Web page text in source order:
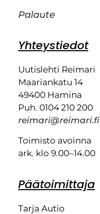
Palaute
Yhteystiedot
Uutislehti Reimari
Maariankatu 14
49400 Hamina
Puh. 0104 210 200
reimari@reimari.fi
Toimisto avoinna
ark. klo 9.00–14.00
Päätoimittaja
Tarja Autio